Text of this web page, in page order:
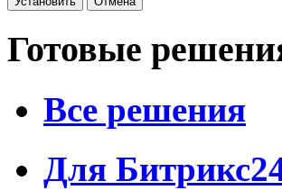
Готовые
Все решения
Для